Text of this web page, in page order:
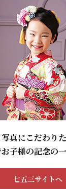
真にこだわり
子様の記念の一
七五三サイトへ